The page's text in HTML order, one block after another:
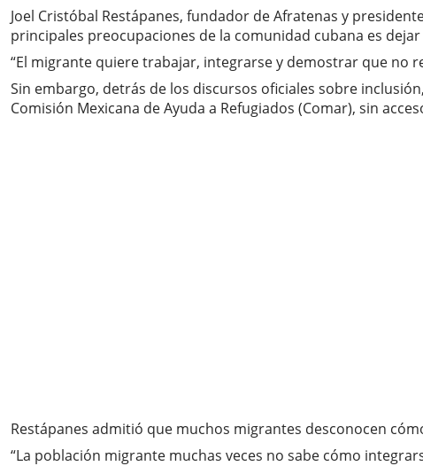
Joel Cristóbal Restápanes, fundador de Afratenas y
principales preocupaciones de la comunidad cubana es
“El migrante quiere trabajar, integrarse y demostrar que no
Sin embargo, detrás de los discursos oficiales sobre
Comisión Mexicana de Ayuda a Refugiados (Comar), sin
Restápanes admitió que muchos migrantes desconocen
“La población migrante muchas veces no sabe cómo